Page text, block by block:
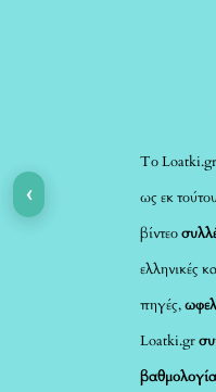
Το
ως εκ
βίντεο
ελληνικές
πηγές,
Loatki.gr
‹